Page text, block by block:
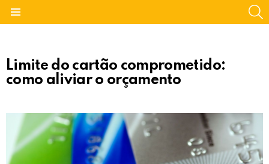
Limite do cartão comprometido:
como aliviar o orçamento